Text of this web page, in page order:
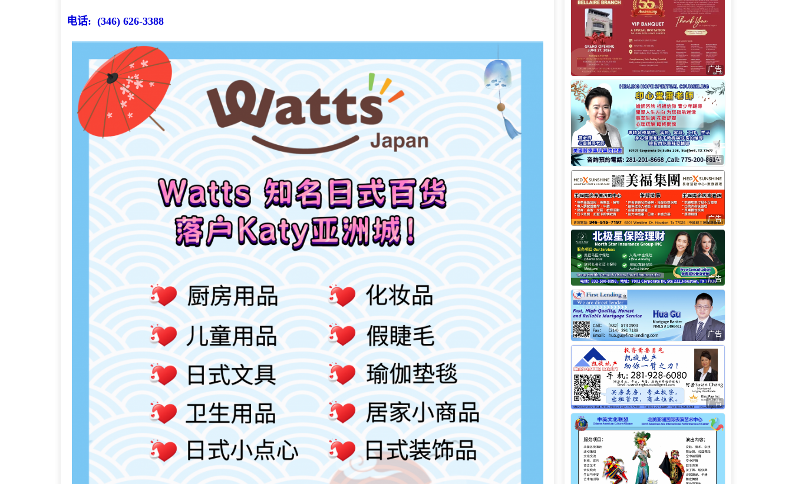
电话: (346) 626-3388
广告
广告
广告
广告
广告
广告